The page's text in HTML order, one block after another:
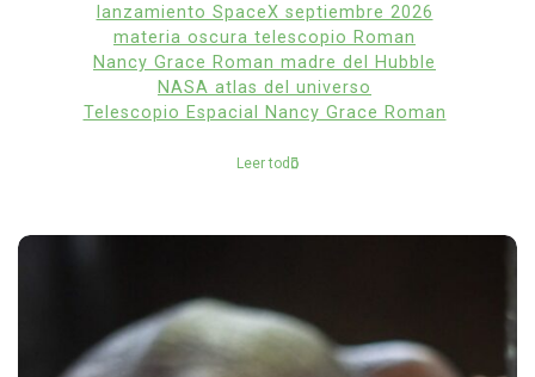
lanzamiento SpaceX septiembre 2026
materia oscura telescopio Roman
Nancy Grace Roman madre del Hubble
NASA atlas del universo
Telescopio Espacial Nancy Grace Roman
Leer todo